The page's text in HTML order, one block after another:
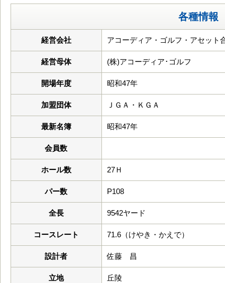
各種情報
経営会社 アコーディア・ゴルフ・アセット
経営母体 (株)アコーディア･ゴルフ
開場年度 昭和47年
加盟団体 ＪＧＡ・ＫＧＡ
最新名簿 昭和47年
会員数
ホール数 27Ｈ
パー数 P108
全長 9542ヤード
コースレート 71.6（けやき・かえで）
設計者 佐藤 昌
立地 丘陵